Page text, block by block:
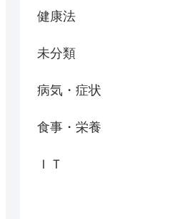
健康法
未分類
病気・症状
食事・栄養
ＩＴ